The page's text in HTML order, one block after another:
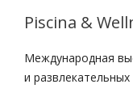
Piscina &
Международная
и